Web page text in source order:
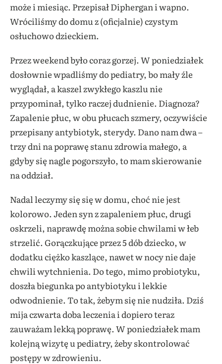
może i miesiąc. Przepisał Diphergan i wapno.
Wróciliśmy do domu z (oficjalnie) czystym
osłuchowo dzieckiem.
Przez weekend było coraz gorzej. W poniedziałek
dosłownie wpadliśmy do pediatry, bo mały źle
wyglądał, a kaszel zwykłego kaszlu nie
przypominał, tylko raczej dudnienie. Diagnoza?
Zapalenie płuc, w obu płucach szmery, oczywiście
przepisany antybiotyk, sterydy. Dano nam dwa –
trzy dni na poprawę stanu zdrowia małego, a
gdyby się nagle pogorszyło, to mam skierowanie
na oddział.
Nadal leczymy się się w domu, choć nie jest
kolorowo. Jeden syn z zapaleniem płuc, drugi
oskrzeli, naprawdę można sobie chwilami w łeb
strzelić. Gorączkujące przez 5 dób dziecko, w
dodatku ciężko kaszlące, nawet w nocy nie daje
chwili wytchnienia. Do tego, mimo probiotyku,
doszła biegunka po antybiotyku i lekkie
odwodnienie. To tak, żebym się nie nudziła. Dziś
mija czwarta doba leczenia i dopiero teraz
zauważam lekką poprawę. W poniedziałek mam
kolejną wizytę u pediatry, żeby skontrolować
postępy w zdrowieniu.